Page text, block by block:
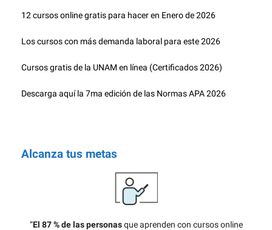
12 cursos online gratis para hacer en Enero de 2026
Los cursos con más demanda laboral para este 2026
Cursos gratis de la UNAM en línea (Certificados 2026)
Descarga aquí la 7ma edición de las Normas APA 2026
Alcanza tus metas
“El 87 % de las personasque aprenden con cursos online